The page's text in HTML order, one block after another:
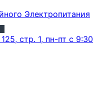
стр. 1, пн-пт с 9:30